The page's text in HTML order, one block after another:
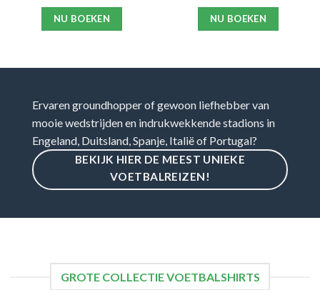
NU BOEKEN NU BOEKEN
Ervaren groundhopper of gewoon liefhebber van
mooie wedstrijden en indrukwekkende stadions in
Engeland, Duitsland, Spanje, Italië of Portugal?
BEKIJK HIER DE MEEST UNIEKE
VOETBALREIZEN!
GROTE COLLECTIE VOETBALSHIRTS